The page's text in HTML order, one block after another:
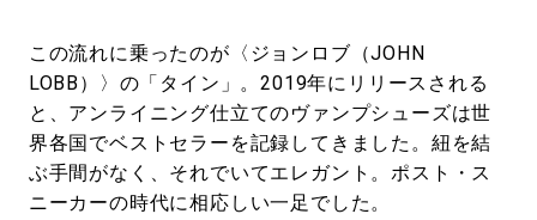
この流れに乗ったのが〈ジョンロブ（JOHN
LOBB）〉の「タイン」。2019年にリリースされる
と、アンライニング仕立てのヴァンプシューズは世
界各国でベストセラーを記録してきました。紐を結
ぶ手間がなく、それでいてエレガント。ポスト・ス
ニーカーの時代に相応しい一足でした。